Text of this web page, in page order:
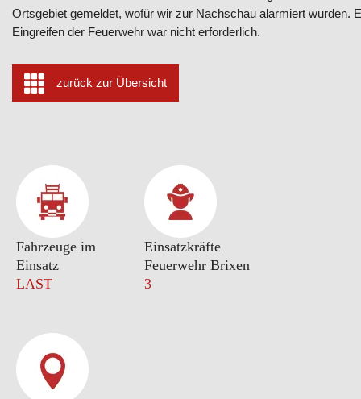
Ortsgebiet gemeldet, wofür wir zur Nachschau alarmiert wurden.
Eingreifen der Feuerwehr war nicht erforderlich.
zurück zur Übersicht
Fahrzeuge im
Einsatz
LAST
Einsatzkräfte
Feuerwehr Brixen
3